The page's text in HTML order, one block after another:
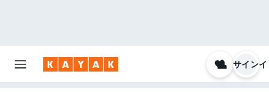
サイン